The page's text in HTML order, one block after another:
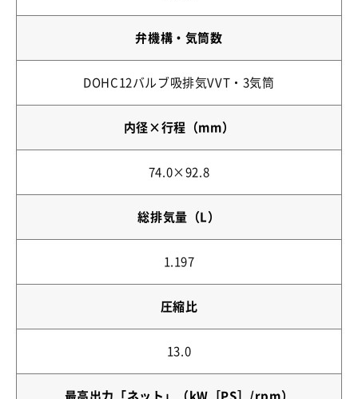
弁機構・気筒数
DOHC12バルブ吸排気VVT・3気筒
内径×行程（mm）
74.0×92.8
総排気量（L）
1.197
圧縮比
13.0
最高出力「ネット」（kW［PS］/rpm）